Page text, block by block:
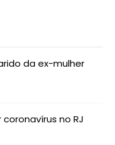
da ex-mulher
no RJ